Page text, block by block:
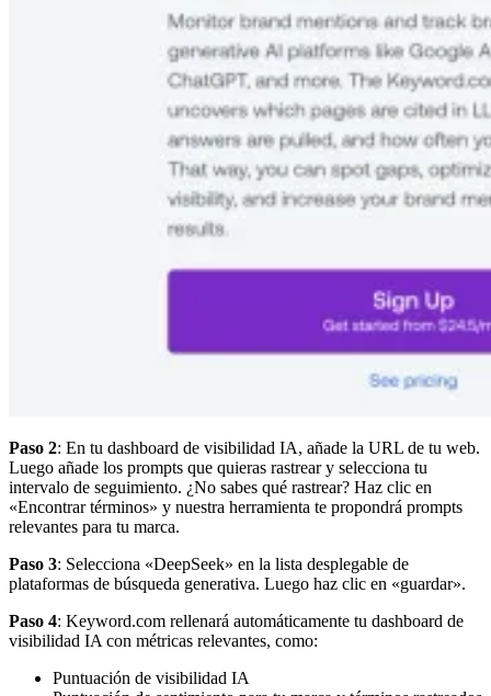
Paso 2: En tu dashboard de visibilidad IA, añade la URL de tu web.
Luego añade los prompts que quieras rastrear y selecciona tu
intervalo de seguimiento. ¿No sabes qué rastrear? Haz clic en
«Encontrar términos» y nuestra herramienta te propondrá prompts
relevantes para tu marca.
Paso 3: Selecciona «DeepSeek» en la lista desplegable de
plataformas de búsqueda generativa. Luego haz clic en «guardar».
Paso 4: Keyword.com rellenará automáticamente tu dashboard de
visibilidad IA con métricas relevantes, como:
Puntuación de visibilidad IA